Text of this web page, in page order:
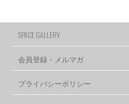
SPACE GALLERY
会員登録・メルマガ
プライバシーポリシー